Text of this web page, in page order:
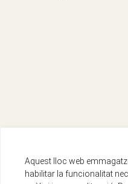
Aquest lloc web
habilitar la funcionalitat